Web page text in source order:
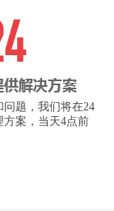
题，我们将在24
方案，当天4点前